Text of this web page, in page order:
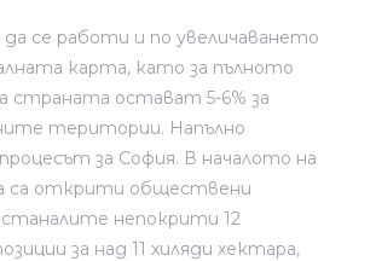
да се работи и по увеличаването
карта, като за пълното
страната остават 5-6% за
територии. Напълно
за София. В началото на
са открити обществени
непокрити 12
за над 11 хиляди хектара,